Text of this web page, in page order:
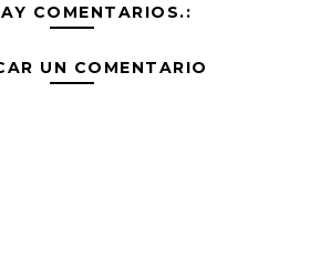
COMENTARIOS.:
UN COMENTARIO